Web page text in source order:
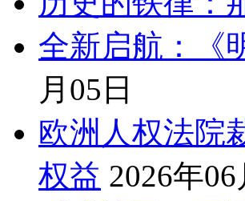
全新启航：《
月05日
欧洲人权法院
权益 2026年06